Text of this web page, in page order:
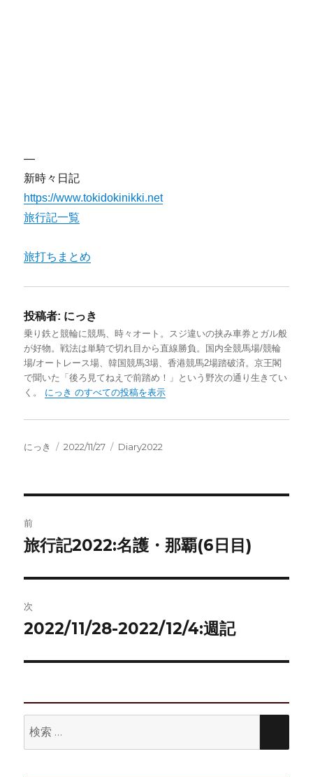
—
新時々日記
https://www.tokidokinikki.net
旅行記一覧
旅打ちまとめ
投稿者: にっき
乗り鉄と競輪に競馬、時々オート。スジ違いの挟み車券とガル般
が好物。戦法は単騎で切れ目から直線勝負。国内全競馬場/競輪
場/オートレース場、韓国競馬3場、香港競馬2場踏破済。京王閣
で聞いた「後ろ見てねえで前踏め！」という野次の通り生きてい
く。 にっき のすべての投稿を表示
投
にっき
投
2022/11/27
カ
Diary2022
稿
ビ
ゲ
ー
ョ
ン
前
前
投
稿:
旅行記2022:名護・那覇(6日目)
次
次
投
2022/11/28-2022/12/4:週記
索